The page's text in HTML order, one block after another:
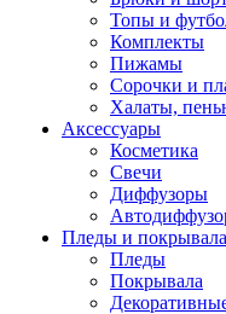
Топы и
Комплекты
Пижамы
Сорочки и
Халаты,
Аксессуары
Косметика
Свечи
Диффузоры
Пледы и покрывала
Пледы
Покрывала